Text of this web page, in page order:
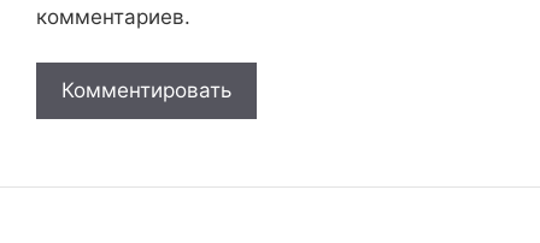
комментариев.